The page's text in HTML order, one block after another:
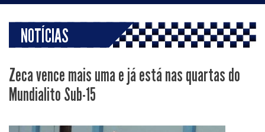
NOTÍCIAS
Zeca vence mais uma e já está nas quartas do
Mundialito Sub-15